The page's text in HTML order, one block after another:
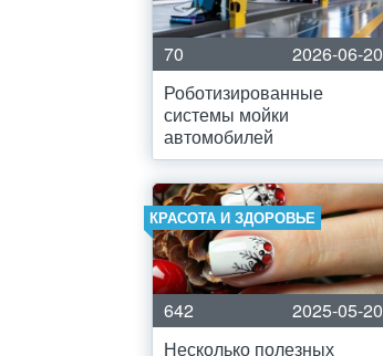
70
2026-06-20
Роботизированные
системы мойки
автомобилей
КРАСОТА И ЗДОРОВЬЕ
642
2025-05-20
Несколько полезных